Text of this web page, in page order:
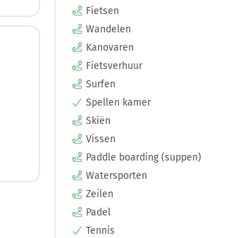
Fietsen
Wandelen
Kanovaren
Fietsverhuur
Surfen
Spellen kamer
Skiën
Vissen
Paddle boarding (suppen)
Watersporten
Zeilen
Padel
Tennis